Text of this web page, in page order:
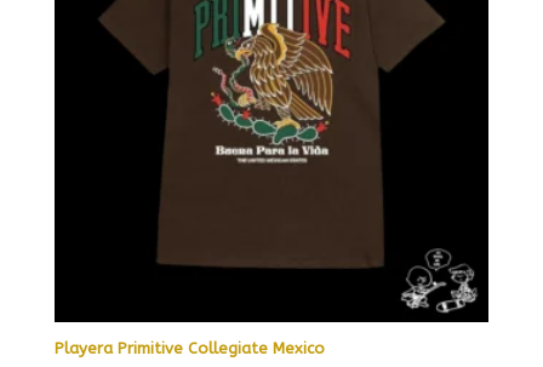
Playera Primitive Collegiate Mexico